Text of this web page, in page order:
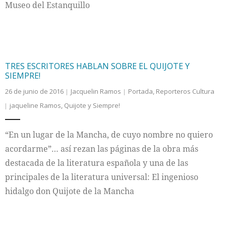
Museo del Estanquillo
TRES ESCRITORES HABLAN SOBRE EL QUIJOTE Y
SIEMPRE!
26 de junio de 2016 Jacquelin Ramos Portada, Reporteros Cultura
jaqueline Ramos, Quijote y Siempre!
“En un lugar de la Mancha, de cuyo nombre no quiero
acordarme”… así rezan las páginas de la obra más
destacada de la literatura española y una de las
principales de la literatura universal: El ingenioso
hidalgo don Quijote de la Mancha